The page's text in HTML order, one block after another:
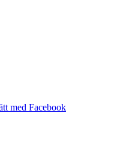
med Facebook